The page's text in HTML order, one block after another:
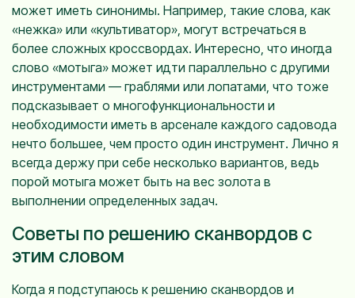
может иметь синонимы. Например, такие слова, как
«нежка» или «культиватор», могут встречаться в
более сложных кроссвордах. Интересно, что иногда
слово «мотыга» может идти параллельно с другими
инструментами — граблями или лопатами, что тоже
подсказывает о многофункциональности и
необходимости иметь в арсенале каждого садовода
нечто большее, чем просто один инструмент. Лично я
всегда держу при себе несколько вариантов, ведь
порой мотыга может быть на вес золота в
выполнении определенных задач.
Советы по решению сканвордов с
этим словом
Когда я подступаюсь к решению сканвордов и